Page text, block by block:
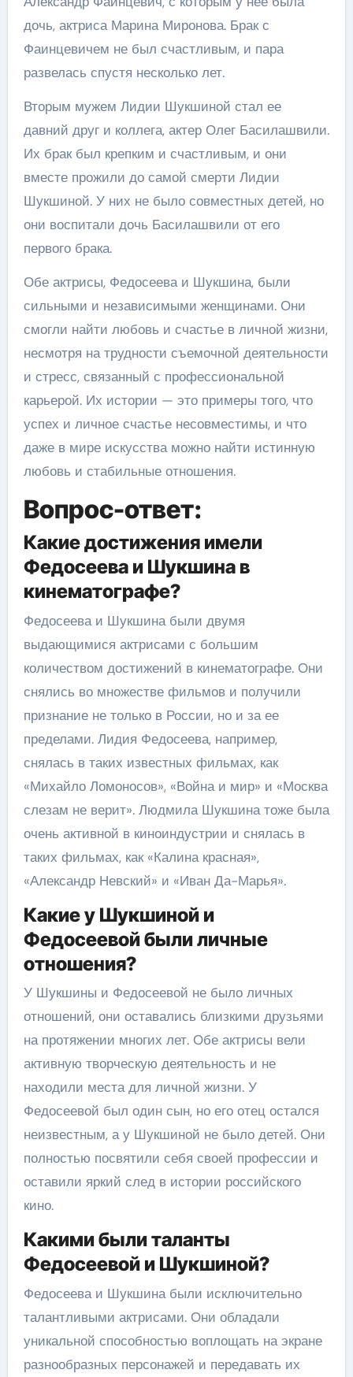
дочь, актриса Марина Миронова. Брак с
Фаинцевичем не был счастливым, и пара
развелась спустя несколько лет.
Вторым мужем Лидии Шукшиной стал ее
давний друг и коллега, актер Олег Басилашвили.
Их брак был крепким и счастливым, и они
вместе прожили до самой смерти Лидии
Шукшиной. У них не было совместных детей, но
они воспитали дочь Басилашвили от его
первого брака.
Обе актрисы, Федосеева и Шукшина, были
сильными и независимыми женщинами. Они
смогли найти любовь и счастье в личной жизни,
несмотря на трудности съемочной деятельности
и стресс, связанный с профессиональной
карьерой. Их истории — это примеры того, что
успех и личное счастье несовместимы, и что
даже в мире искусства можно найти истинную
любовь и стабильные отношения.
Вопрос-ответ:
Какие достижения имели
Федосеева и Шукшина в
кинематографе?
Федосеева и Шукшина были двумя
выдающимися актрисами с большим
количеством достижений в кинематографе. Они
снялись во множестве фильмов и получили
признание не только в России, но и за ее
пределами. Лидия Федосеева, например,
снялась в таких известных фильмах, как
«Михайло Ломоносов», «Война и мир» и «Москва
слезам не верит». Людмила Шукшина тоже была
очень активной в киноиндустрии и снялась в
таких фильмах, как «Калина красная»,
«Александр Невский» и «Иван Да-Марья».
Какие у Шукшиной и
Федосеевой были личные
отношения?
У Шукшины и Федосеевой не было личных
отношений, они оставались близкими друзьями
на протяжении многих лет. Обе актрисы вели
активную творческую деятельность и не
находили места для личной жизни. У
Федосеевой был один сын, но его отец остался
неизвестным, а у Шукшиной не было детей. Они
полностью посвятили себя своей профессии и
оставили яркий след в истории российского
кино.
Какими были таланты
Федосеевой и Шукшиной?
Федосеева и Шукшина были исключительно
талантливыми актрисами. Они обладали
уникальной способностью воплощать на экране
разнообразных персонажей и передавать их